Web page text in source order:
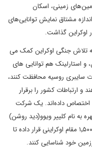
زمینی، اسکان
مشتاق نمایش توانایی‌های
اوکراین گذاشت.
تلاش جنگی اوکراین کمک می
و استارلینک هم توانایی های
سایبری روسیه محافظت کنند،
و ارتباطات کشور را برقرار
اختصاص داده‌اند. یک شرکت
به نام کلییر ویوو(دید روشن)
Clearview AI ابزارهای خود را در اختیار بیش از ۱٬۵۰۰ مقام اوکراینی قرار داده تا
سرزمین خود شناسایی کنند.